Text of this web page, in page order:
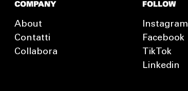
COMPANY
About
Contatti
Collabora
FOLLOW
Instagram
Facebook
TikTok
Linkedin